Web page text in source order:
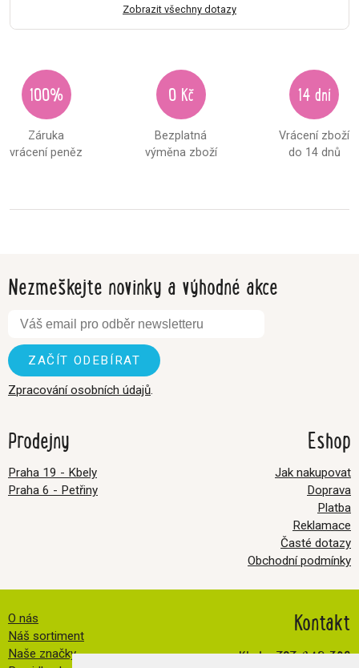
Zobrazit všechny dotazy
100%
Záruka
vrácení peněz
0 Kč
Bezplatná
výměna zboží
14 dní
Vrácení zboží
do 14 dnů
Nezmeškejte novinky a výhodné akce
Zpracování osobních údajů.
Prodejny
Praha 19 - Kbely
Praha 6 - Petřiny
Kontakt
Kbely:727 840 369
Eshop
Jak nakupovat
Doprava
Platba
Reklamace
Časté dotazy
Obchodní podmínky
O nás
Náš sortiment
Naše značky